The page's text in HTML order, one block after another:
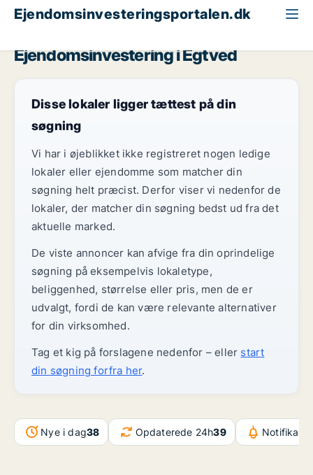
Ejendomsinvesteringsportalen.dk
Ejendomsinvestering i Egtved
Disse lokaler ligger tættest på din
søgning
Vi har i øjeblikket ikke registreret nogen ledige
lokaler eller ejendomme som matcher din
søgning helt præcist. Derfor viser vi nedenfor de
lokaler, der matcher din søgning bedst ud fra det
aktuelle marked.
De viste annoncer kan afvige fra din oprindelige
søgning på eksempelvis lokaletype,
beliggenhed, størrelse eller pris, men de er
udvalgt, fordi de kan være relevante alternativer
for din virksomhed.
Tag et kig på forslagene nedenfor – eller start
din søgning forfra her.
Nye i dag38 Opdaterede 24h39